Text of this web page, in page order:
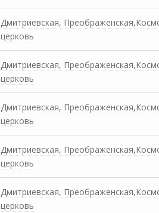
Дмитриевская,
церковь
Дмитриевская,
церковь
Дмитриевская,
церковь
Дмитриевская,
церковь
Дмитриевская,
церковь